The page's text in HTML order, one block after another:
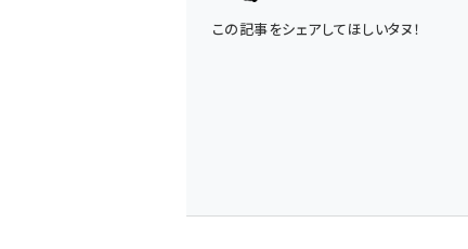
この記事をシェアしてほしいタヌ！